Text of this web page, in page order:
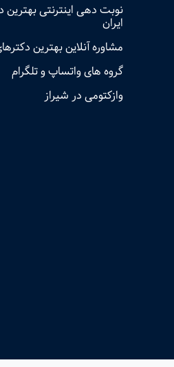
نوبت‌ دهی اینترنتی بهترین
ایران
مشاوره آنلاین بهترین
گروه های واتساپ و تلگرام
وازکتومی در شیراز